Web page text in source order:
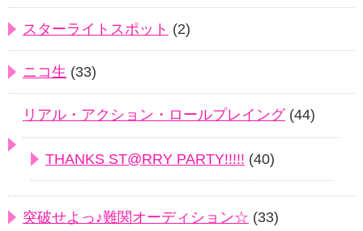
スターライトスポット (2)
ニコ生 (33)
リアル・アクション・ロールプレイング(44)
THANKS ST@RRY PARTY!!!!! (40)
突破せよっ♪難関オーディション☆ (33)